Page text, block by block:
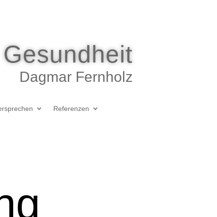
Dagmar Fernholz
Referenzen